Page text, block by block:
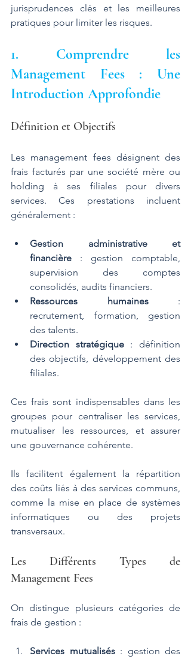
jurisprudences clés et les meilleures
pratiques pour limiter les risques.
1. Comprendre les
Management Fees : Une
Introduction Approfondie
Définition et Objectifs
Les management fees désignent des
frais facturés par une société mère ou
holding à ses filiales pour divers
services. Ces prestations incluent
généralement :
Gestion administrative et
financière : gestion comptable,
supervision des comptes
consolidés, audits financiers.
Ressources humaines :
recrutement, formation, gestion
des talents.
Direction stratégique : définition
des objectifs, développement des
filiales.
Ces frais sont indispensables dans les
groupes pour centraliser les services,
mutualiser les ressources, et assurer
une gouvernance cohérente.
Ils facilitent également la répartition
des coûts liés à des services communs,
comme la mise en place de systèmes
informatiques ou des projets
transversaux.
Les Différents Types de
Management Fees
On distingue plusieurs catégories de
frais de gestion :
Services mutualisés : gestion des